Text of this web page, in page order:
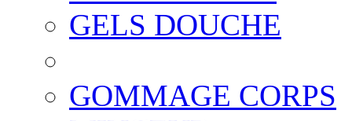
GELS DOUCHE
GOMMAGE CORPS